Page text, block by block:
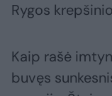
Rygos
Kaip rašė
buvęs